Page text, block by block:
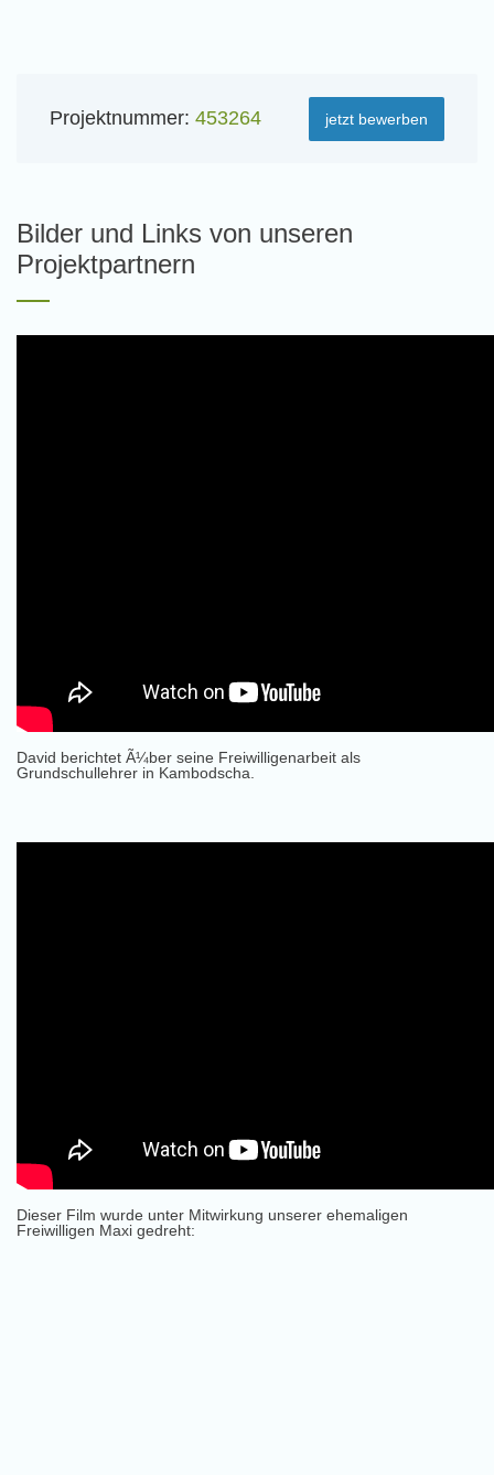
Projektnummer: 453264 jetzt bewerben
Bilder und Links von unseren
Projektpartnern
David berichtet Ã¼ber seine Freiwilligenarbeit als
Grundschullehrer in Kambodscha.
Dieser Film wurde unter Mitwirkung unserer ehemaligen
Freiwilligen Maxi gedreht: